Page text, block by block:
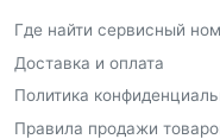
Где найти сервисный
Доставка и оплата
Политика
Правила продажи